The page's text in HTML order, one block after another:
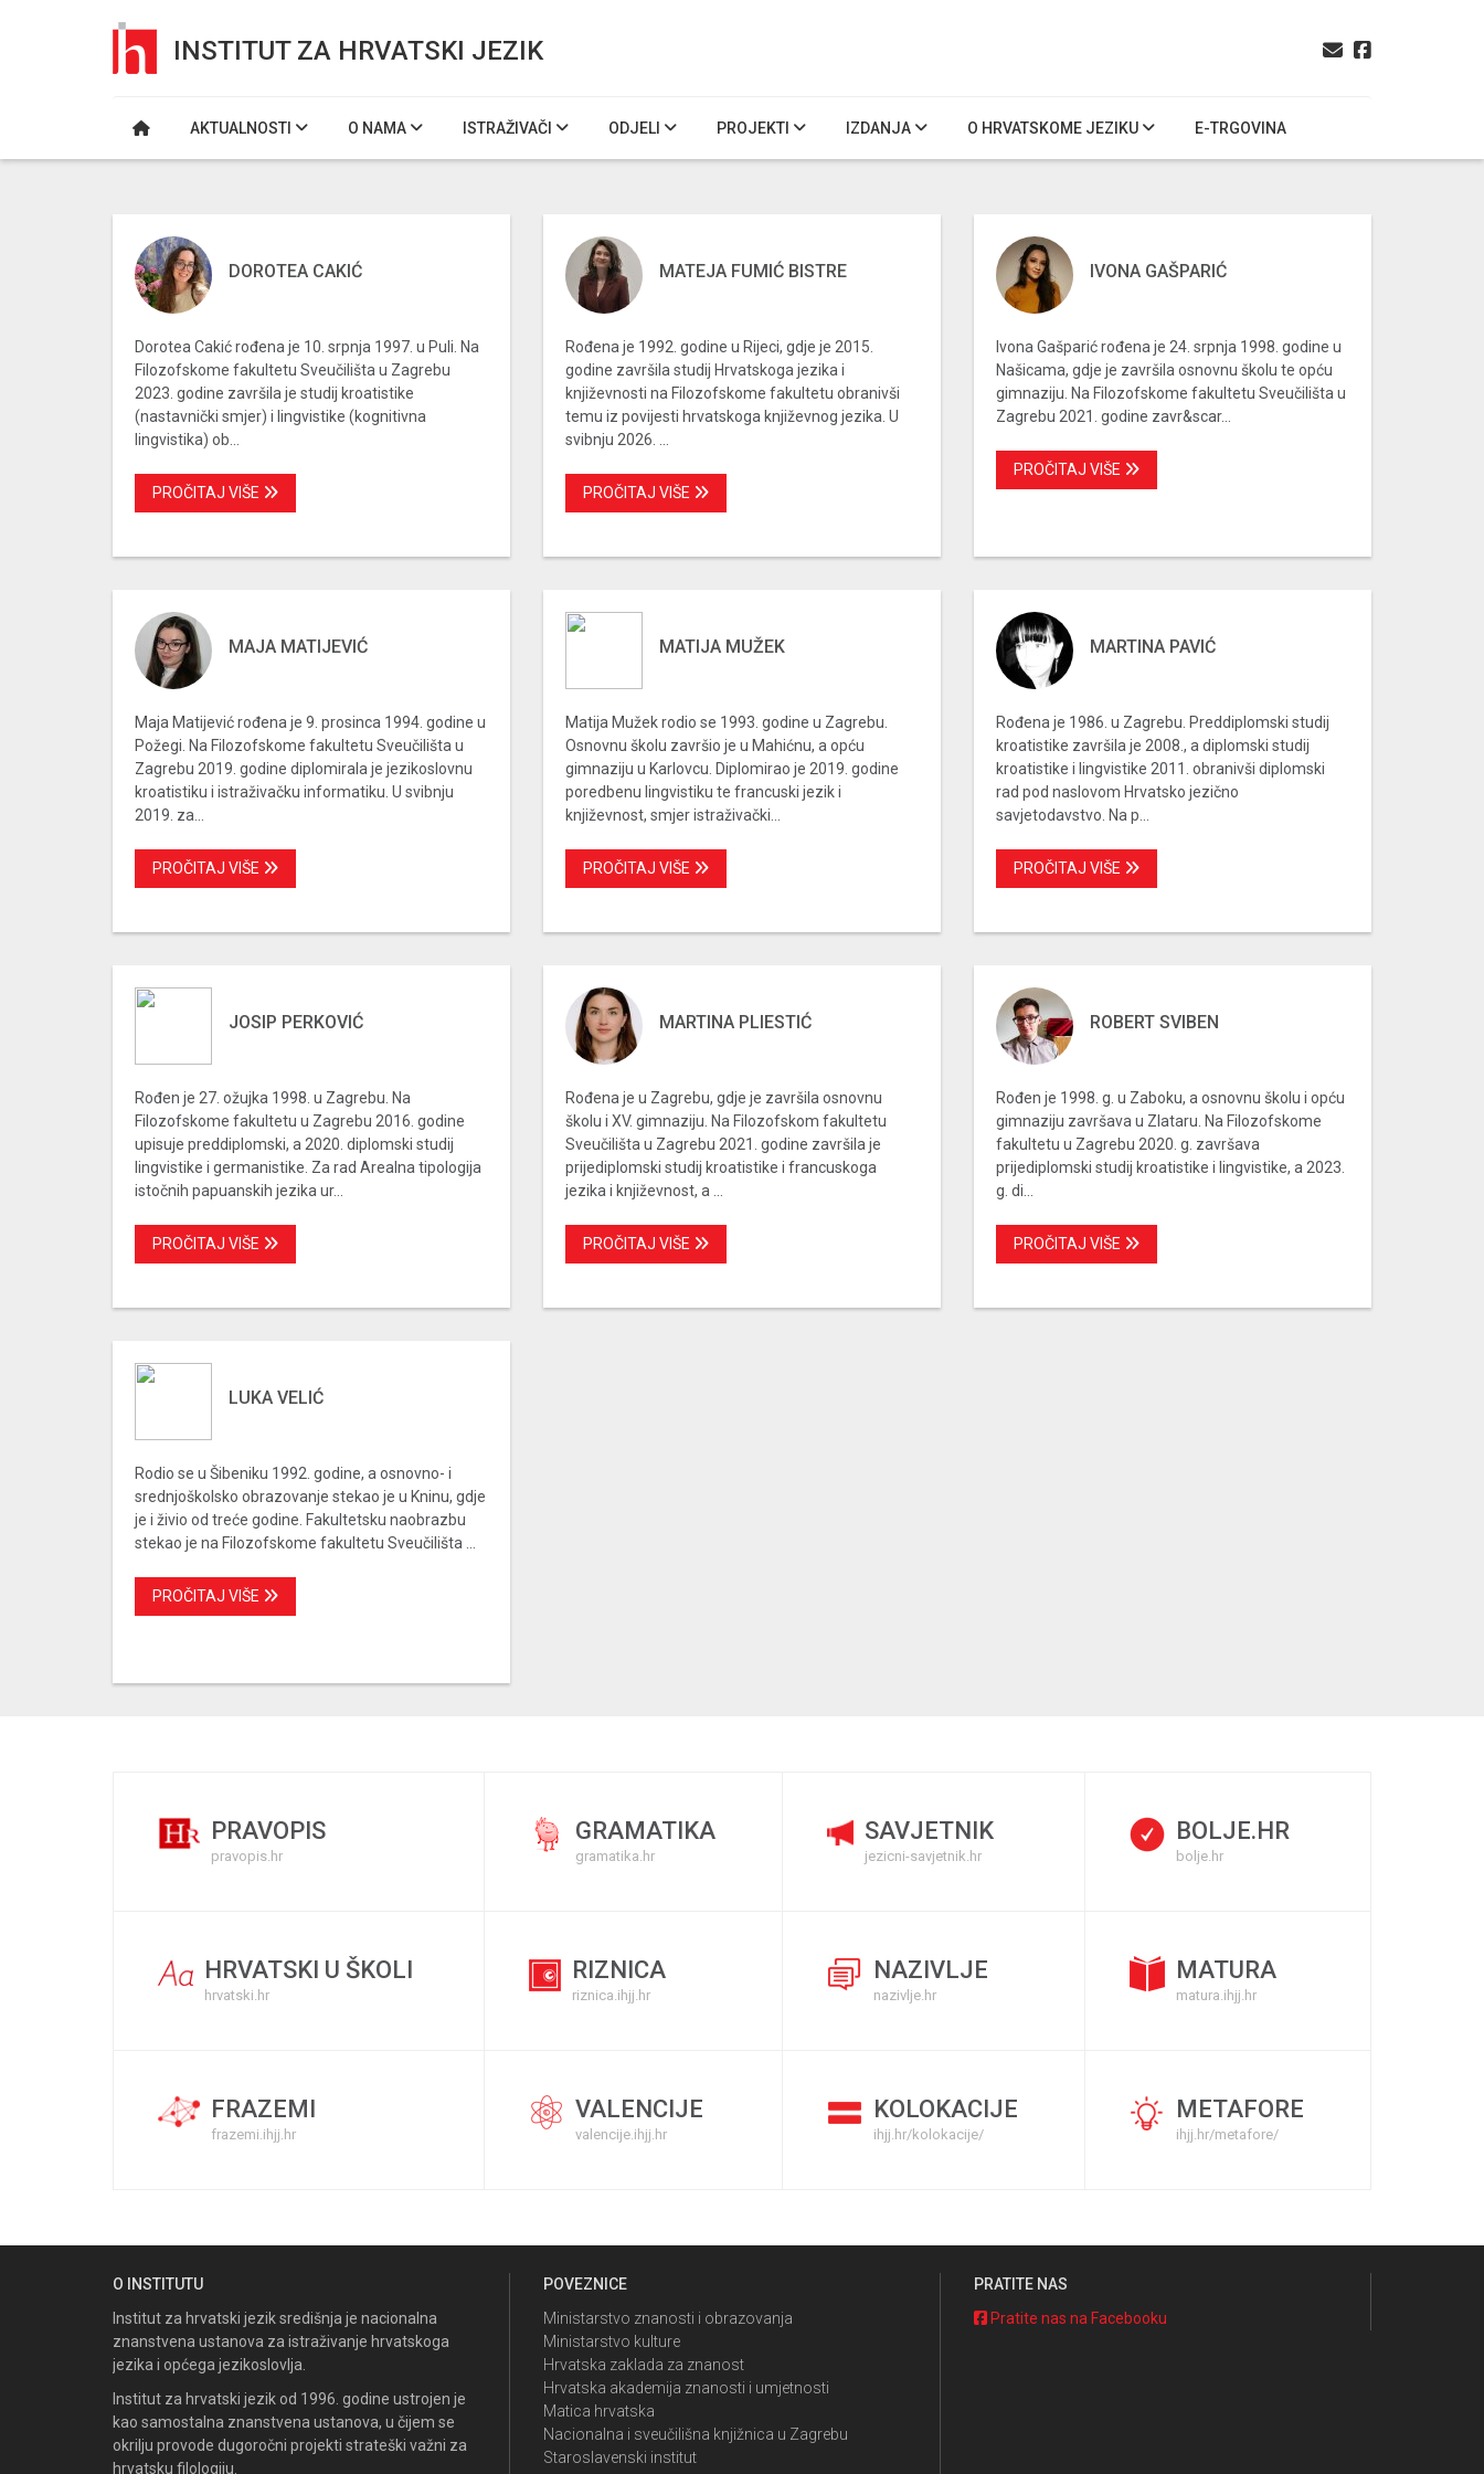
INSTITUT ZA HRVATSKI JEZIK
AKTUALNOSTI O NAMA ISTRAŽIVAČI ODJELI PROJEKTI IZDANJA O HRVATSKOME JEZIKU E-TRGOVINA
DOROTEA CAKIĆ
Dorotea Cakić rođena je 10. srpnja 1997. u Puli. Na
Filozofskome fakultetu Sveučilišta u Zagrebu
2023. godine završila je studij kroatistike
(nastavnički smjer) i lingvistike (kognitivna
lingvistika) ob...
PROČITAJ VIŠE
MATEJA FUMIĆ BISTRE
Rođena je 1992. godine u Rijeci, gdje je 2015.
godine završila studij Hrvatskoga jezika i
književnosti na Filozofskome fakultetu obranivši
temu iz povijesti hrvatskoga književnog jezika. U
svibnju 2026. ...
PROČITAJ VIŠE
IVONA GAŠPARIĆ
Ivona Gašparić rođena je 24. srpnja 1998. godine u
Našicama, gdje je završila osnovnu školu te opću
gimnaziju. Na Filozofskome fakultetu Sveučilišta u
Zagrebu 2021. godine zavr&scar...
PROČITAJ VIŠE
MAJA MATIJEVIĆ
Maja Matijević rođena je 9. prosinca 1994. godine u
Požegi. Na Filozofskome fakultetu Sveučilišta u
Zagrebu 2019. godine diplomirala je jezikoslovnu
kroatistiku i istraživačku informatiku. U svibnju
2019. za...
PROČITAJ VIŠE
MATIJA MUŽEK
Matija Mužek rodio se 1993. godine u Zagrebu.
Osnovnu školu završio je u Mahićnu, a opću
gimnaziju u Karlovcu. Diplomirao je 2019. godine
poredbenu lingvistiku te francuski jezik i
književnost, smjer istraživački...
PROČITAJ VIŠE
MARTINA PAVIĆ
Rođena je 1986. u Zagrebu. Preddiplomski studij
kroatistike završila je 2008., a diplomski studij
kroatistike i lingvistike 2011. obranivši diplomski
rad pod naslovom Hrvatsko jezično
savjetodavstvo. Na p...
PROČITAJ VIŠE
JOSIP PERKOVIĆ
Rođen je 27. ožujka 1998. u Zagrebu. Na
Filozofskome fakultetu u Zagrebu 2016. godine
upisuje preddiplomski, a 2020. diplomski studij
lingvistike i germanistike. Za rad Arealna tipologija
istočnih papuanskih jezika ur...
PROČITAJ VIŠE
MARTINA PLIESTIĆ
Rođena je u Zagrebu, gdje je završila osnovnu
školu i XV. gimnaziju. Na Filozofskom fakultetu
Sveučilišta u Zagrebu 2021. godine završila je
prijediplomski studij kroatistike i francuskoga
jezika i književnost, a ...
PROČITAJ VIŠE
ROBERT SVIBEN
Rođen je 1998. g. u Zaboku, a osnovnu školu i opću
gimnaziju završava u Zlataru. Na Filozofskome
fakultetu u Zagrebu 2020. g. završava
prijediplomski studij kroatistike i lingvistike, a 2023.
g. di...
PROČITAJ VIŠE
LUKA VELIĆ
Rodio se u Šibeniku 1992. godine, a osnovno- i
srednjoškolsko obrazovanje stekao je u Kninu, gdje
je i živio od treće godine. Fakultetsku naobrazbu
stekao je na Filozofskome fakultetu Sveučilišta ...
PROČITAJ VIŠE
PRAVOPIS
pravopis.hr
GRAMATIKA
gramatika.hr
SAVJETNIK
jezicni-savjetnik.hr
BOLJE.HR
bolje.hr
HRVATSKI U ŠKOLI
hrvatski.hr
RIZNICA
riznica.ihjj.hr
NAZIVLJE
nazivlje.hr
MATURA
matura.ihjj.hr
FRAZEMI
frazemi.ihjj.hr
VALENCIJE
valencije.ihjj.hr
KOLOKACIJE
ihjj.hr/kolokacije/
METAFORE
ihjj.hr/metafore/
O INSTITUTU
Institut za hrvatski jezik središnja je nacionalna
znanstvena ustanova za istraživanje hrvatskoga
jezika i općega jezikoslovlja.
Institut za hrvatski jezik od 1996. godine ustrojen je
kao samostalna znanstvena ustanova, u čijem se
okrilju provode dugoročni projekti strateški važni za
hrvatsku filologiju.
POVEZNICE
Ministarstvo znanosti i obrazovanja
Ministarstvo kulture
Hrvatska zaklada za znanost
Hrvatska akademija znanosti i umjetnosti
Matica hrvatska
Nacionalna i sveučilišna knjižnica u Zagrebu
Staroslavenski institut
PRATITE NAS
Pratite nas na Facebooku